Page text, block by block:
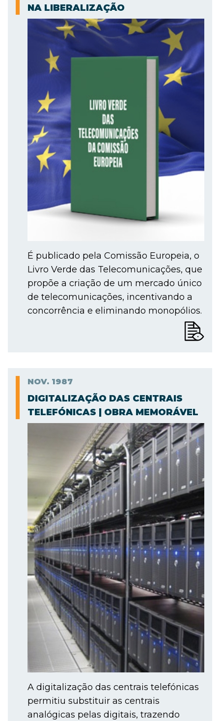
NA LIBERALIZAÇÃO
É publicado pela Comissão Europeia, o
Livro Verde das Telecomunicações, que
propõe a criação de um mercado único
de telecomunicações, incentivando a
concorrência e eliminando monopólios.
NOV. 1987
DIGITALIZAÇÃO DAS CENTRAIS
TELEFÓNICAS | OBRA MEMORÁVEL
A digitalização das centrais telefónicas
permitiu substituir as centrais
analógicas pelas digitais, trazendo